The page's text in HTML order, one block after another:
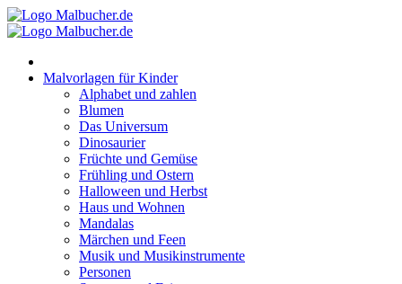
Zum
Inhalt
Malvorlagen für Kinder
Alphabet und zahlen
Blumen
Das Universum
Dinosaurier
Früchte und Gemüse
Frühling und Ostern
Halloween und Herbst
Haus und Wohnen
Mandalas
Märchen und Feen
Musik und Musikinstrumente
Personen